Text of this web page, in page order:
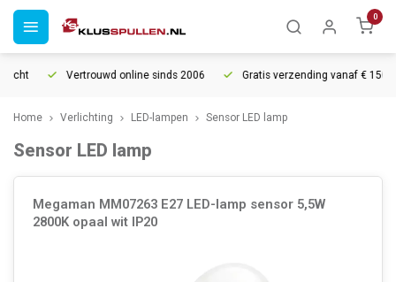
0
Vertrouwd online sinds 2006 Gratis verzending vanaf € 150
Home Verlichting LED-lampen Sensor LED lamp
Sensor LED lamp
Megaman MM07263 E27 LED-lamp sensor 5,5W
2800K opaal wit IP20